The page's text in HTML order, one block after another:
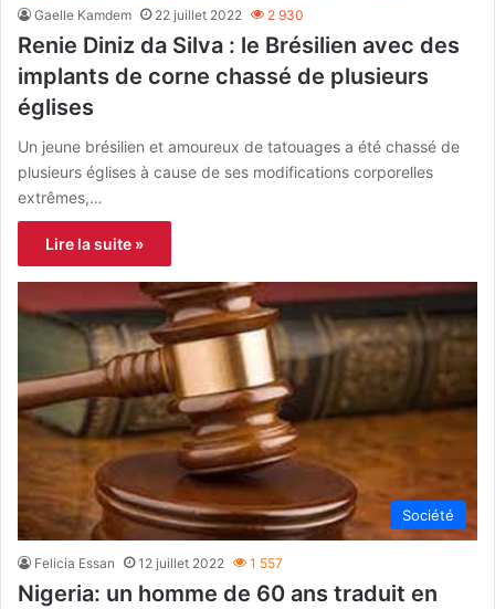
Gaelle Kamdem 22 juillet 2022 2 930
Renie Diniz da Silva : le Brésilien avec des
implants de corne chassé de plusieurs
églises
Un jeune brésilien et amoureux de tatouages a été chassé de
plusieurs églises à cause de ses modifications corporelles
extrêmes,…
Lire la suite »
Société
Felicia Essan 12 juillet 2022 1 557
Nigeria: un homme de 60 ans traduit en